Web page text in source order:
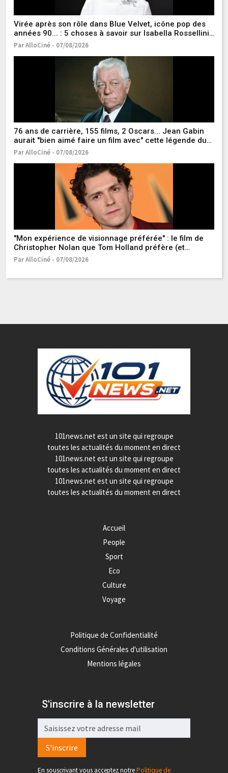
Virée après son rôle dans Blue Velvet, icône pop des
années 90... : 5 choses à savoir sur Isabella Rossellini,
primée au Festival de Locarno
Par AlloCiné - 07/08/2026
76 ans de carrière, 155 films, 2 Oscars... Jean Gabin
aurait "bien aimé faire un film avec" cette légende du
cinéma international
Par AlloCiné - 07/08/2026
"Mon expérience de visionnage préférée" : le film de
Christopher Nolan que Tom Holland préfère (et
Zendaya aussi), c'est celui-là !
Par AlloCiné - 07/08/2026
101news.net est un site qui regroupe
toutes les actualités du moment en direct
101news.net est un site qui regroupe
toutes les actualités du moment en direct
101news.net est un site qui regroupe
toutes les actualités du moment en direct
Accueil
People
Sport
Eco
Culture
Voyage
Politique de Confidentialité
Conditions Générales d'utilisation
Mentions légales
S'inscrire à la newsletter
S'inscrire
En souscrivant vous acceptez notrePolitique de